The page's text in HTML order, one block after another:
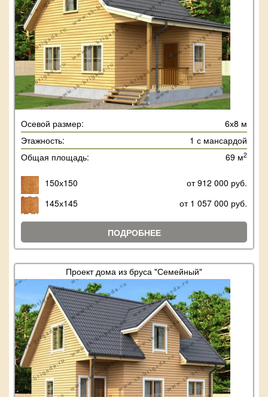
Осевой размер:
6х8 м
Этажность:
1 с мансардой
Общая площадь:
69 м2
150х150
от 912 000 руб.
145х145
от 1 057 000 руб.
ПОДРОБНЕЕ
Проект дома из бруса "Семейный"